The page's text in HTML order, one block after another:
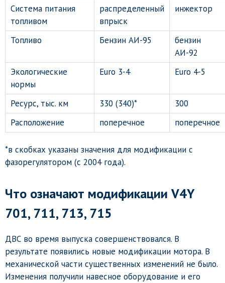
Система питания
топливом
распределенный
впрыск
инжектор
Топливо Бензин АИ-95
бензин
АИ-92
Экологические
нормы
Euro 3-4 Euro 4-5
Ресурс, тыс. км 330 (340)*
300
Расположение
поперечное поперечное
*в скобках указаны значения для модификации с
фазорегулятором (с 2004 года).
Что означают модификации V4Y
701, 711, 713, 715
ДВС во время выпуска совершенствовался. В
результате появились новые модификации мотора. В
механической части существенных изменений не было.
Изменения получили навесное оборудование и его